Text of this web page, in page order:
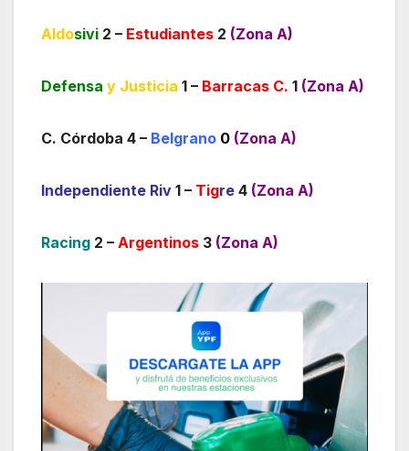
Aldosivi 2 – Estudiantes 2 (Zona A)
Defensa y Justicia 1 – Barracas C. 1 (Zona A)
C. Córdoba 4 – Belgrano 0 (Zona A)
Independiente Riv 1 – Tigre 4 (Zona A)
Racing 2 – Argentinos 3 (Zona A)